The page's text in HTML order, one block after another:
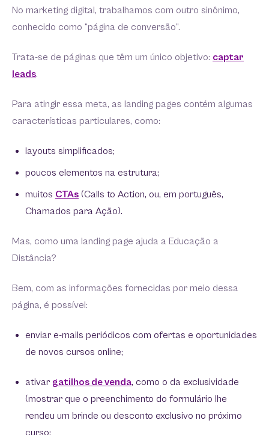
No marketing digital, trabalhamos com outro sinônimo,
conhecido como “página de conversão”.
Trata-se de páginas que têm um único objetivo: captar
leads.
Para atingir essa meta, as landing pages contém algumas
características particulares, como:
layouts simplificados;
poucos elementos na estrutura;
muitos CTAs (Calls to Action, ou, em português,
Chamados para Ação).
Mas, como uma landing page ajuda a Educação a
Distância?
Bem, com as informações fornecidas por meio dessa
página, é possível:
enviar e-mails periódicos com ofertas e oportunidades
de novos cursos online;
ativar gatilhos de venda, como o da exclusividade
(mostrar que o preenchimento do formulário lhe
rendeu um brinde ou desconto exclusivo no próximo